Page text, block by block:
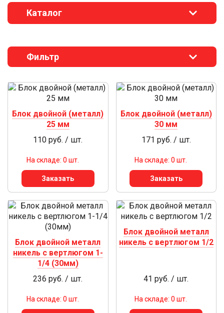
Каталог
Фильтр
Блок двойной (металл)
25 мм
110 руб. / шт.
На складе: 0 шт.
Заказать
Блок двойной (металл)
30 мм
171 руб. / шт.
На складе: 0 шт.
Заказать
Блок двойной металл
никель с вертлюгом 1-
1/4 (30мм)
236 руб. / шт.
На складе: 0 шт.
Блок двойной металл
никель с вертлюгом 1/2
41 руб. / шт.
На складе: 0 шт.